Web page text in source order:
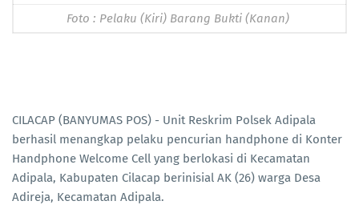
Foto : Pelaku (Kiri) Barang Bukti (Kanan)
CILACAP (BANYUMAS POS) - Unit Reskrim Polsek Adipala
berhasil menangkap pelaku pencurian handphone di Konter
Handphone Welcome Cell yang berlokasi di Kecamatan
Adipala, Kabupaten Cilacap berinisial AK (26) warga Desa
Adireja, Kecamatan Adipala.